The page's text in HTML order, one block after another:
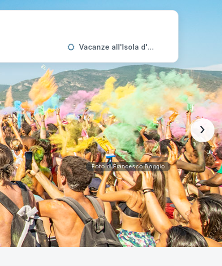
Vacanze all'Isola d'Elba
Foto di Francesco Boggio
›